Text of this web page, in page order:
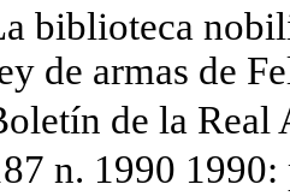
biblioteca
de armas de
de la Real
n. 1990